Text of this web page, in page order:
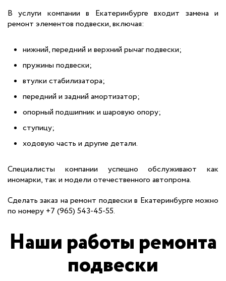
В услуги компании в Екатеринбурге входит замена и
ремонт элементов подвески, включая:
нижний, передний и верхний рычаг подвески;
пружины подвески;
втулки стабилизатора;
передний и задний амортизатор;
опорный подшипник и шаровую опору;
ступицу;
ходовую часть и другие детали.
Специалисты компании успешно обслуживают как
иномарки, так и модели отечественного автопрома.
Сделать заказ на ремонт подвески в Екатеринбурге можно
по номеру +7 (965) 543-45-55.
Наши работы ремонта
подвески